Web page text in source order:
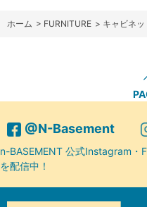
ホーム > FURNITURE > キャビネッ
@N-Basement
n-BASEMENT 公式Instagram・
を配信中！